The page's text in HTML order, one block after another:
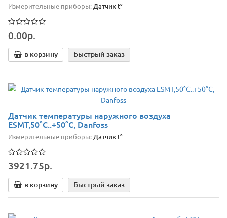
Измерительные приборы:Датчик t°
0.00р.
в корзину Быстрый заказ
Датчик температуры наружного воздуха
ESMT,50°С..+50°С, Danfoss
Измерительные приборы: Датчик t°
3921.75р.
в корзину Быстрый заказ